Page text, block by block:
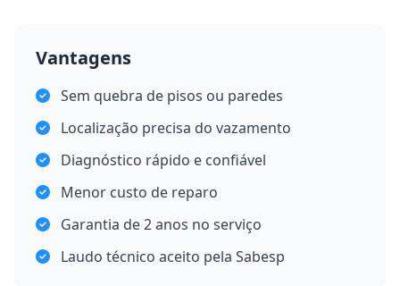
Vantagens
Sem quebra de pisos ou paredes
Localização precisa do vazamento
Diagnóstico rápido e confiável
Menor custo de reparo
Garantia de 2 anos no serviço
Laudo técnico aceito pela Sabesp